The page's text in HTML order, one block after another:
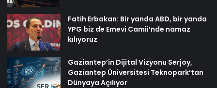
Fatih Erbakan: Bir yanda ABD, bir yanda
YPG biz de Emevi Camii’nde namaz
kılıyoruz
Gaziantep’in Dijital Vizyonu Serjoy,
Gaziantep Üniversitesi Teknopark’tan
Dünyaya Açılıyor